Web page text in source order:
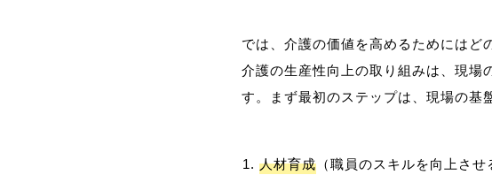
では、介護の価値を高めるためにはど
介護の生産性向上の取り組みは、現場
人材育成 （職員のスキルを向上さ